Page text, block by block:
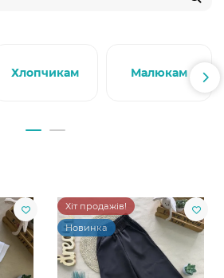
Хлопчикам Малюкам
Хіт продажів!
Новинка